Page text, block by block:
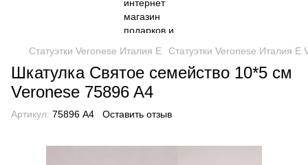
Статуэтки Veronese Италия Е Статуэтки Veronese Италия Е
Шкатулка Святое семейство 10*5 см
Veronese 75896 A4
Артикул: 75896 A4 Оставить отзыв